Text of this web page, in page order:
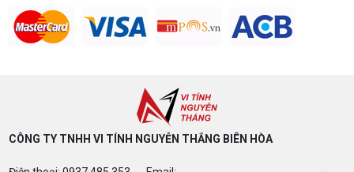
CÔNG TY TNHH VI TÍNH NGUYỄN THẮNG BIÊN HÒA​